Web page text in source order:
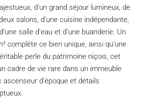
d’un grand séjour lumineux, de
salons, d’une cuisine indépendante,
salle d’eau et d’une buanderie. Un
complète ce bien unique, ainsi qu’une
perle du patrimoine niçois, cet
cadre de vie rare dans un immeuble
d’époque et détails